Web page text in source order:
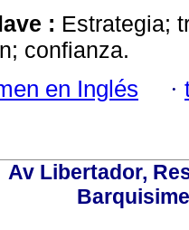
: Estrategia;
confianza.
en Inglés ·
Av Libertador,